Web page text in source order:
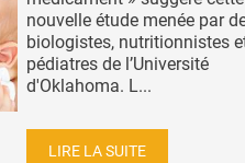
nouvelle étude menée par
biologistes, nutritionnistes
pédiatres de l’Université
d'Oklahoma. L...
LIRE LA SUITE